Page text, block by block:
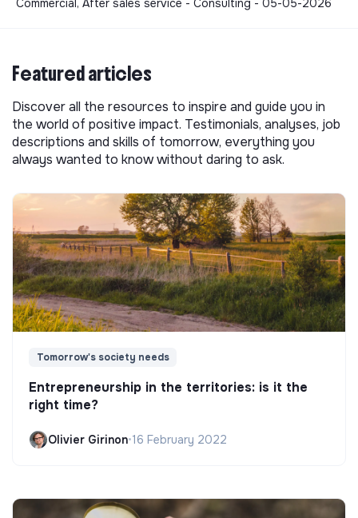
Commercial, After sales service - Consulting - 05-05-2026
Featured articles
Discover all the resources to inspire and guide you in
the world of positive impact. Testimonials, analyses, job
descriptions and skills of tomorrow, everything you
always wanted to know without daring to ask.
Tomorrow's society needs
Entrepreneurship in the territories: is it the
right time?
Olivier Girinon•16 February 2022